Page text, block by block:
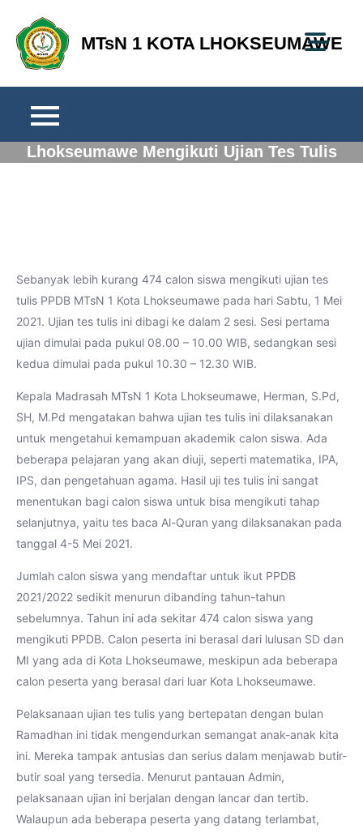
content
MTsN 1 KOTA LHOKSEUMAWE
Lhokseumawe Mengikuti Ujian Tes Tulis
Sebanyak lebih kurang 474 calon siswa mengikuti ujian tes
tulis PPDB MTsN 1 Kota Lhokseumawe pada hari Sabtu, 1 Mei
2021. Ujian tes tulis ini dibagi ke dalam 2 sesi. Sesi pertama
ujian dimulai pada pukul 08.00 – 10.00 WIB, sedangkan sesi
kedua dimulai pada pukul 10.30 – 12.30 WIB.
Kepala Madrasah MTsN 1 Kota Lhokseumawe, Herman, S.Pd,
SH, M.Pd mengatakan bahwa ujian tes tulis ini dilaksanakan
untuk mengetahui kemampuan akademik calon siswa. Ada
beberapa pelajaran yang akan diuji, seperti matematika, IPA,
IPS, dan pengetahuan agama. Hasil uji tes tulis ini sangat
menentukan bagi calon siswa untuk bisa mengikuti tahap
selanjutnya, yaitu tes baca Al-Quran yang dilaksanakan pada
tanggal 4-5 Mei 2021.
Jumlah calon siswa yang mendaftar untuk ikut PPDB
2021/2022 sedikit menurun dibanding tahun-tahun
sebelumnya. Tahun ini ada sekitar 474 calon siswa yang
mengikuti PPDB. Calon peserta ini berasal dari lulusan SD dan
MI yang ada di Kota Lhokseumawe, meskipun ada beberapa
calon peserta yang berasal dari luar Kota Lhokseumawe.
Pelaksanaan ujian tes tulis yang bertepatan dengan bulan
Ramadhan ini tidak mengendurkan semangat anak-anak kita
ini. Mereka tampak antusias dan serius dalam menjawab butir-
butir soal yang tersedia. Menurut pantauan Admin,
pelaksanaan ujian ini berjalan dengan lancar dan tertib.
Walaupun ada beberapa peserta yang datang terlambat,